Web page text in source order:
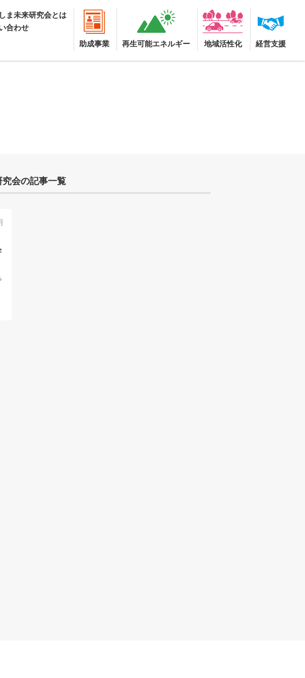
ま未来研究会とは
合わせ
助成事業
再生可能エネルギー 地域活性化 経営支援
会の記事一覧